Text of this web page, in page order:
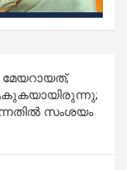
സംശയം